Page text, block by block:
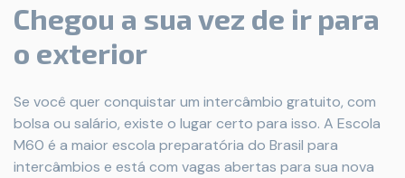
Chegou a sua vez de ir para
o exterior
Se você quer conquistar um intercâmbio gratuito, com
bolsa ou salário, existe o lugar certo para isso. A Escola
M60 é a maior escola preparatória do Brasil para
intercâmbios e está com vagas abertas para sua nova